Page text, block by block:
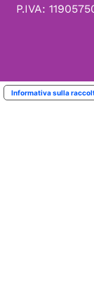
P.IVA:
Informativa sulla